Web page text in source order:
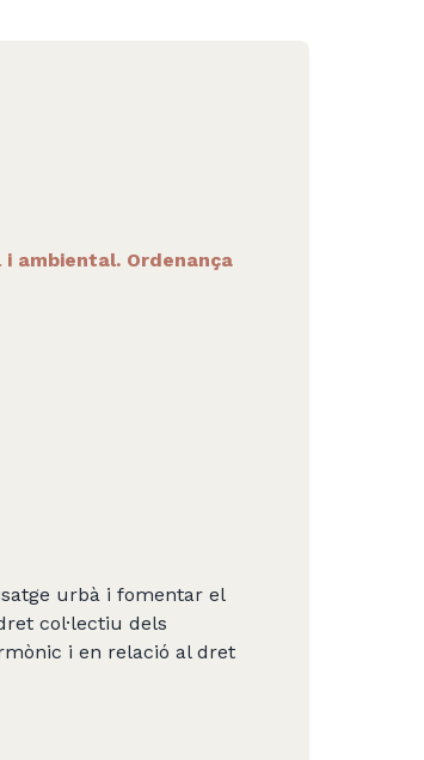
ambiental. Ordenança
urbà i fomentar el
col·lectiu dels
i en relació al dret